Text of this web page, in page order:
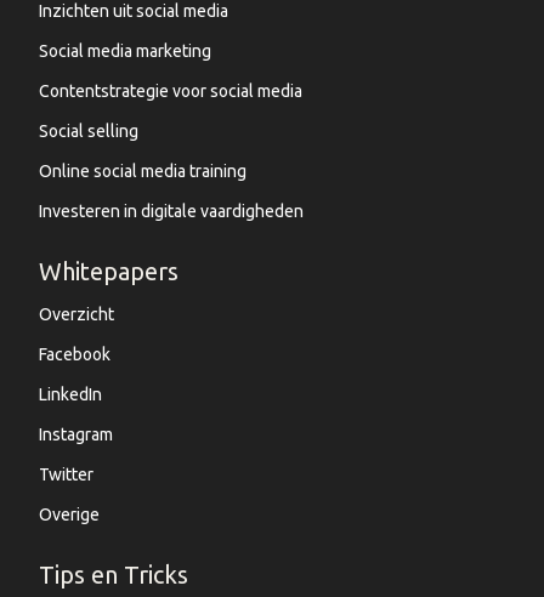
Inzichten uit social media
Social media marketing
Contentstrategie voor social media
Social selling
Online social media training
Investeren in digitale vaardigheden
Whitepapers
Overzicht
Facebook
LinkedIn
Instagram
Twitter
Overige
Tips en Tricks